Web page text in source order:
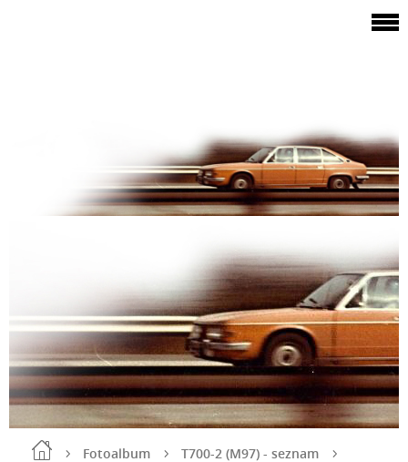
Fotoalbum
T700-2 (M97) - seznam